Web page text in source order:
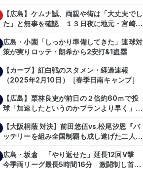
【広島】ケムナ誠、両親や街は「大丈夫でし
た」と無事を確認 １３日夜に地元・宮崎県
広島・小園「しっかり準備してきた」速球対
策が実りロッテ・朗希から2安打&1盗塁
【カープ】紅白戦のスタメン・経過速報
（2025年2月10日）［春季日南キャンプ］
【広島】栗林良吏が前日の２倍約60ｍで投
球「加速したというのかプランより早く」自
【大阪桐蔭 対決】前田悠伍vs.松尾汐恩『バ
ッテリーを組み全国制覇も成し遂げた二人
広島・坂倉 「やり返せた」延長12回V撃
今季両リーグ最長5時間16分 激闘制し首位